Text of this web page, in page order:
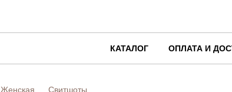
КАТАЛОГ ОПЛАТА И
Женская Свитшоты